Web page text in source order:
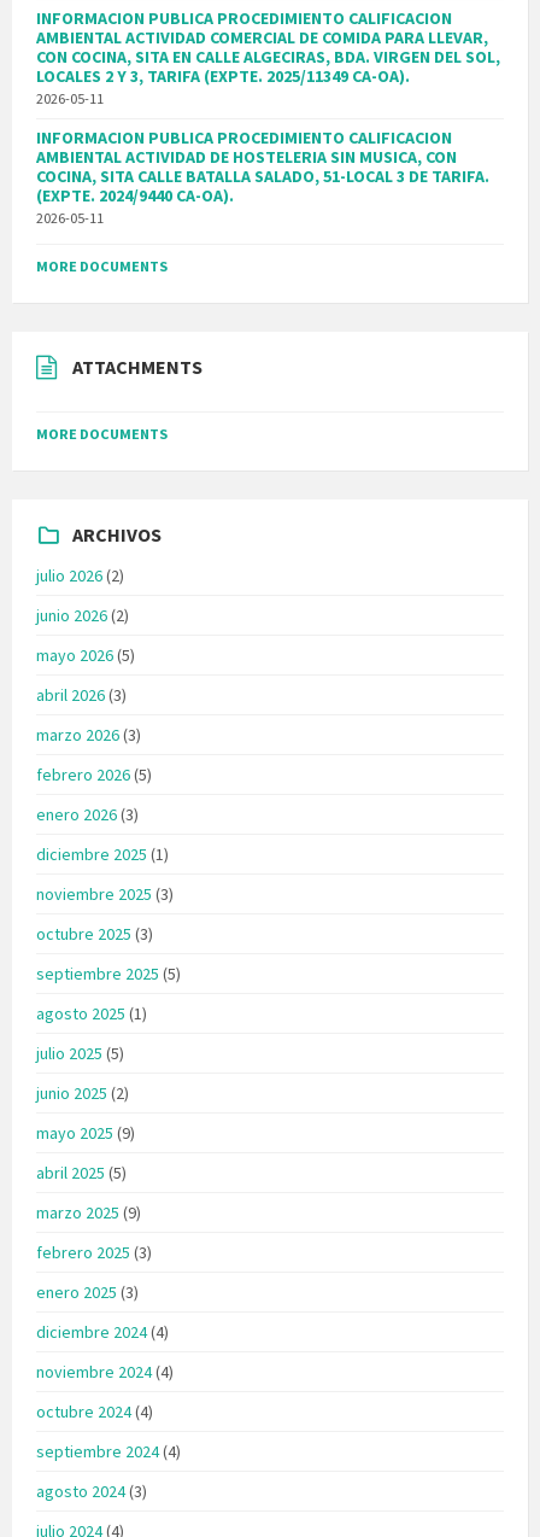
INFORMACION PUBLICA PROCEDIMIENTO CALIFICACION
AMBIENTAL ACTIVIDAD COMERCIAL DE COMIDA PARA LLEVAR,
CON COCINA, SITA EN CALLE ALGECIRAS, BDA. VIRGEN DEL SOL,
LOCALES 2 Y 3, TARIFA (EXPTE. 2025/11349 CA-OA).
2026-05-11
INFORMACION PUBLICA PROCEDIMIENTO CALIFICACION
AMBIENTAL ACTIVIDAD DE HOSTELERIA SIN MUSICA, CON
COCINA, SITA CALLE BATALLA SALADO, 51-LOCAL 3 DE TARIFA.
(EXPTE. 2024/9440 CA-OA).
2026-05-11
MORE DOCUMENTS
ATTACHMENTS
MORE DOCUMENTS
ARCHIVOS
julio 2026(2)
junio 2026(2)
mayo 2026(5)
abril 2026(3)
marzo 2026(3)
febrero 2026(5)
enero 2026(3)
diciembre 2025 (1)
noviembre 2025 (3)
octubre 2025 (3)
septiembre 2025 (5)
agosto 2025 (1)
julio 2025 (5)
junio 2025 (2)
mayo 2025 (9)
abril 2025 (5)
marzo 2025 (9)
febrero 2025 (3)
enero 2025 (3)
diciembre 2024(4)
noviembre 2024(4)
octubre 2024(4)
septiembre 2024(4)
agosto 2024(3)
julio 2024(4)